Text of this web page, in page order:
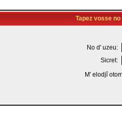
Tapez vosse
No d' uzeu:
Sicret:
M' elodjî